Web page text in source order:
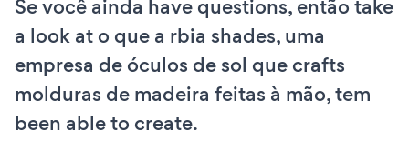
Se você ainda have questions, então take
a look at o que a rbia shades, uma
empresa de óculos de sol que crafts
molduras de madeira feitas à mão, tem
been able to create.